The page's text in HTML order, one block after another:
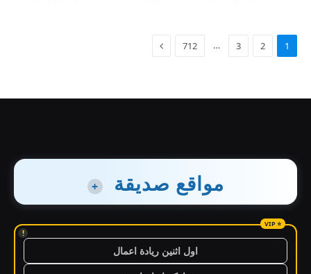
1
2
3
…
712
مواقع صديقة +
!
اول اثنين ريادة اعمال